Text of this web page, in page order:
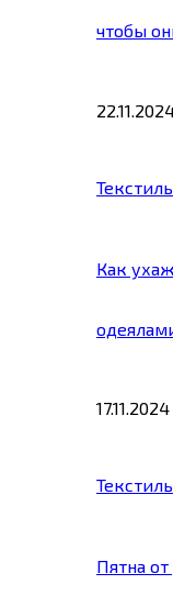
чтобы
Текстиль
Как
17.11.2024
Текстиль
Пятна